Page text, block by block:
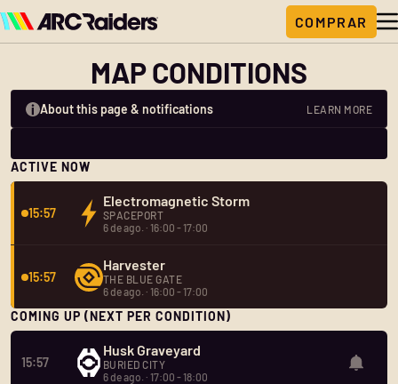
MAP CONDITIONS
About this page & notifications LEARN MORE
ACTIVE NOW
15:57
Electromagnetic Storm
SPACEPORT
6 de ago. · 16:00 - 17:00
15:57
Harvester
THE BLUE GATE
6 de ago. · 16:00 - 17:00
COMING UP (NEXT PER CONDITION)
15:57
Husk Graveyard
BURIED CITY
6 de ago. · 17:00 - 18:00